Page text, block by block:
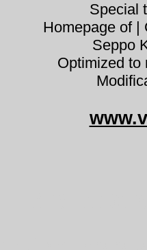
Special
Homepage of |
Seppo
Optimized to